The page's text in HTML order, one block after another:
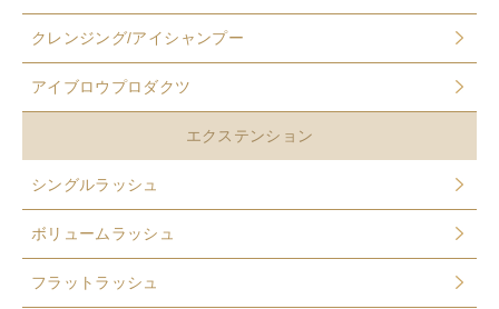
クレンジング/アイシャンプー
アイブロウプロダクツ
エクステンション
シングルラッシュ
ボリュームラッシュ
フラットラッシュ